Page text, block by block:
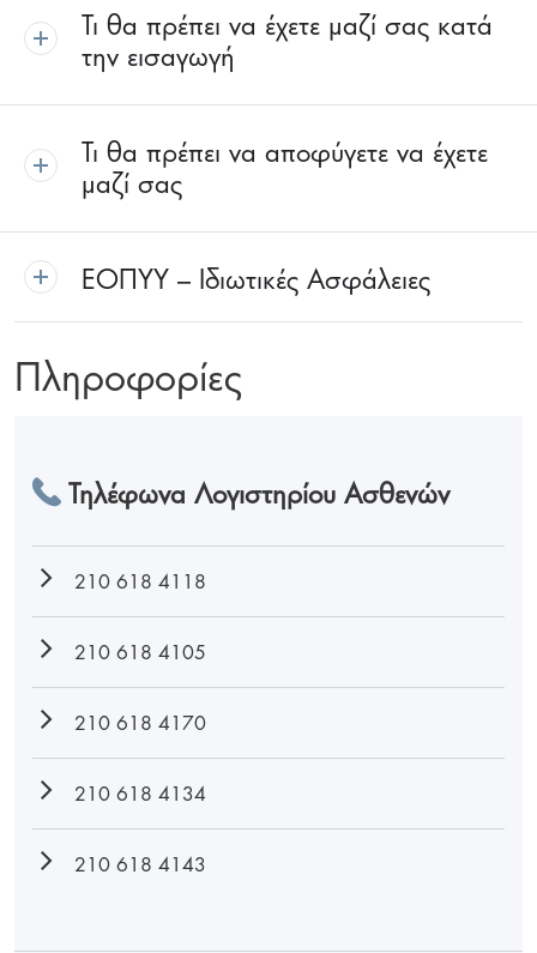
Τι θα πρέπει να έχετε μαζί σας κατά
την εισαγωγή
Τι θα πρέπει να αποφύγετε να έχετε
μαζί σας
ΕΟΠΥΥ – Ιδιωτικές Ασφάλειες
Πληροφορίες
Τηλέφωνα Λογιστηρίου Ασθενών
210 618 4118
210 618 4105
210 618 4170
210 618 4134
210 618 4143